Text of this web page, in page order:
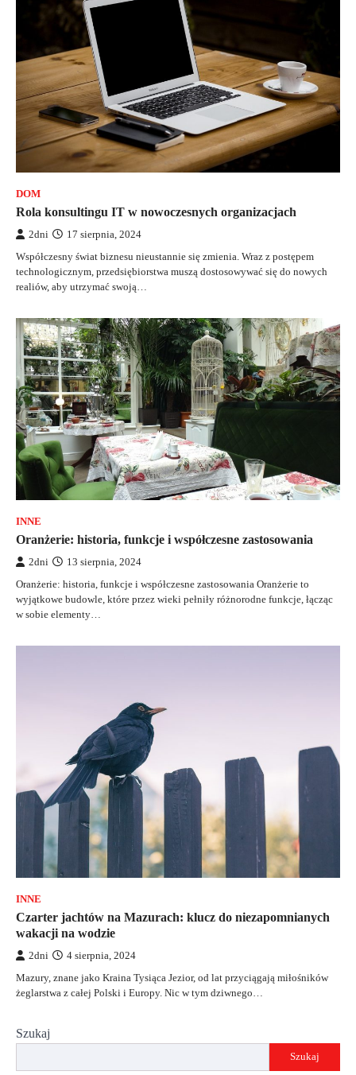
DOM
Rola konsultingu IT w nowoczesnych organizacjach
2dni 17 sierpnia, 2024
Współczesny świat biznesu nieustannie się zmienia. Wraz z postępem
technologicznym, przedsiębiorstwa muszą dostosowywać się do nowych
realiów, aby utrzymać swoją…
INNE
Oranżerie: historia, funkcje i współczesne zastosowania
2dni 13 sierpnia, 2024
Oranżerie: historia, funkcje i współczesne zastosowania Oranżerie to
wyjątkowe budowle, które przez wieki pełniły różnorodne funkcje, łącząc
w sobie elementy…
INNE
Czarter jachtów na Mazurach: klucz do niezapomnianych
wakacji na wodzie
2dni 4 sierpnia, 2024
Mazury, znane jako Kraina Tysiąca Jezior, od lat przyciągają miłośników
żeglarstwa z całej Polski i Europy. Nic w tym dziwnego…
Szukaj
Szukaj